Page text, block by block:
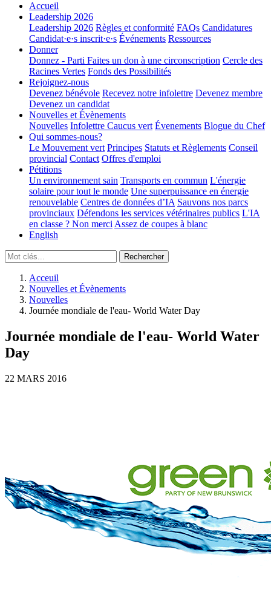
Accueil
Leadership 2026
Leadership 2026 Règles et conformité FAQs Candidatures
Candidat·e·s inscrit·e·s Événements Ressources
Donner
Donnez - Parti Faites un don à une circonscription Cercle des
Racines Vertes Fonds des Possibilités
Rejoignez-nous
Devenez bénévole Recevez notre infolettre Devenez membre
Devenez un candidat
Nouvelles et Évènements
Nouvelles Infolettre Caucus vert Évenements Blogue du Chef
Qui sommes-nous?
Le Mouvement vert Principes Statuts et Règlements Conseil
provincial Contact Offres d'emploi
Pétitions
Un environnement sain Transports en commun L'énergie
solaire pour tout le monde Une superpuissance en énergie
renouvelable Centres de données d’IA Sauvons nos parcs
provinciaux Défendons les services vétérinaires publics L'IA
en classe ? Non merci Assez de coupes à blanc
English
Acceuil
Nouvelles et Évènements
Nouvelles
Journée mondiale de l'eau- World Water Day
Journée mondiale de l'eau- World Water
Day
22 MARS 2016